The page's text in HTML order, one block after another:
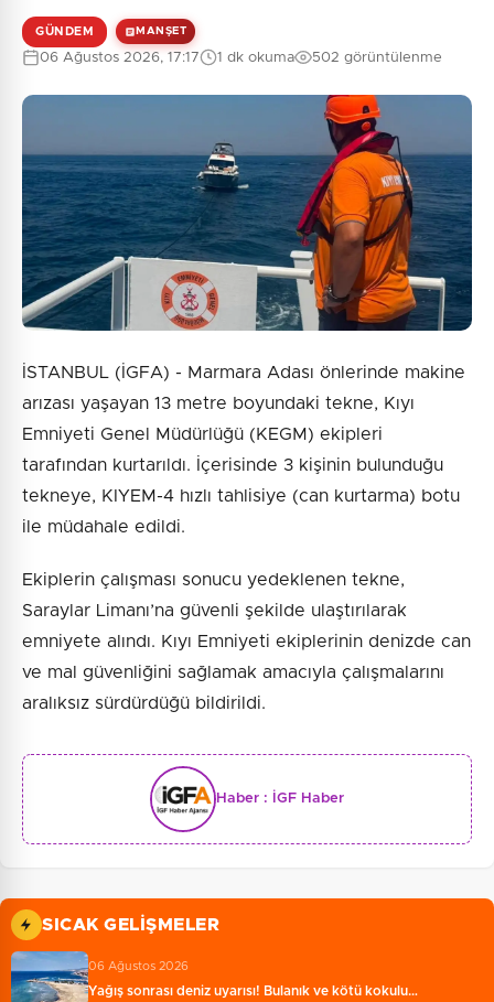
GÜNDEM MANŞET
06 Ağustos 2026, 17:17 1 dk okuma 502 görüntülenme
İSTANBUL (İGFA) - Marmara Adası önlerinde makine
arızası yaşayan 13 metre boyundaki tekne, Kıyı
Emniyeti Genel Müdürlüğü (KEGM) ekipleri
tarafından kurtarıldı. İçerisinde 3 kişinin bulunduğu
tekneye, KIYEM-4 hızlı tahlisiye (can kurtarma) botu
ile müdahale edildi.
Ekiplerin çalışması sonucu yedeklenen tekne,
Saraylar Limanı’na güvenli şekilde ulaştırılarak
emniyete alındı. Kıyı Emniyeti ekiplerinin denizde can
ve mal güvenliğini sağlamak amacıyla çalışmalarını
aralıksız sürdürdüğü bildirildi.
Haber : İGF Haber
SICAK GELIŞMELER
06 Ağustos 2026
Yağış sonrası deniz uyarısı! Bulanık ve kötü kokulu…